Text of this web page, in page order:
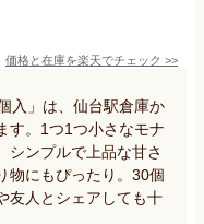
価格と在庫を楽天でチェック >>
入」は、仙台駅倉庫か
す。1つ1つ小さなモナ
シンプルで上品な甘さ
物にもぴったり。30個
友人とシェアしても十